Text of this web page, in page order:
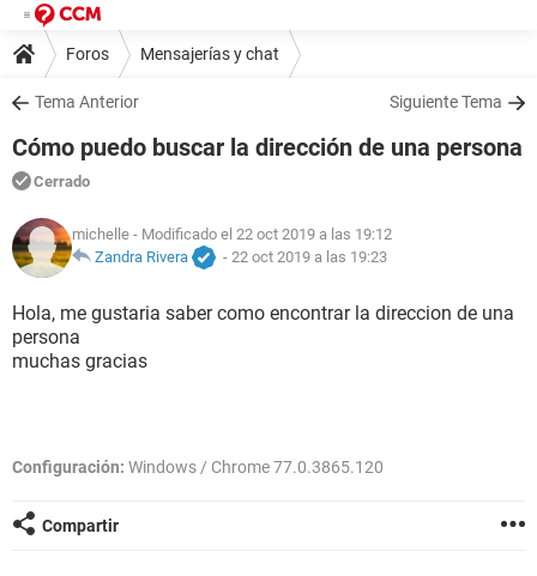
Foros Mensajerías y chat
Tema Anterior Siguiente Tema
Cómo puedo buscar la dirección de una persona
Cerrado
michelle - Modificado el 22 oct 2019 a las 19:12
Zandra Rivera
- 22 oct 2019 a las 19:23
Hola, me gustaria saber como encontrar la direccion de una
persona
muchas gracias
Configuración: Windows / Chrome 77.0.3865.120
Compartir